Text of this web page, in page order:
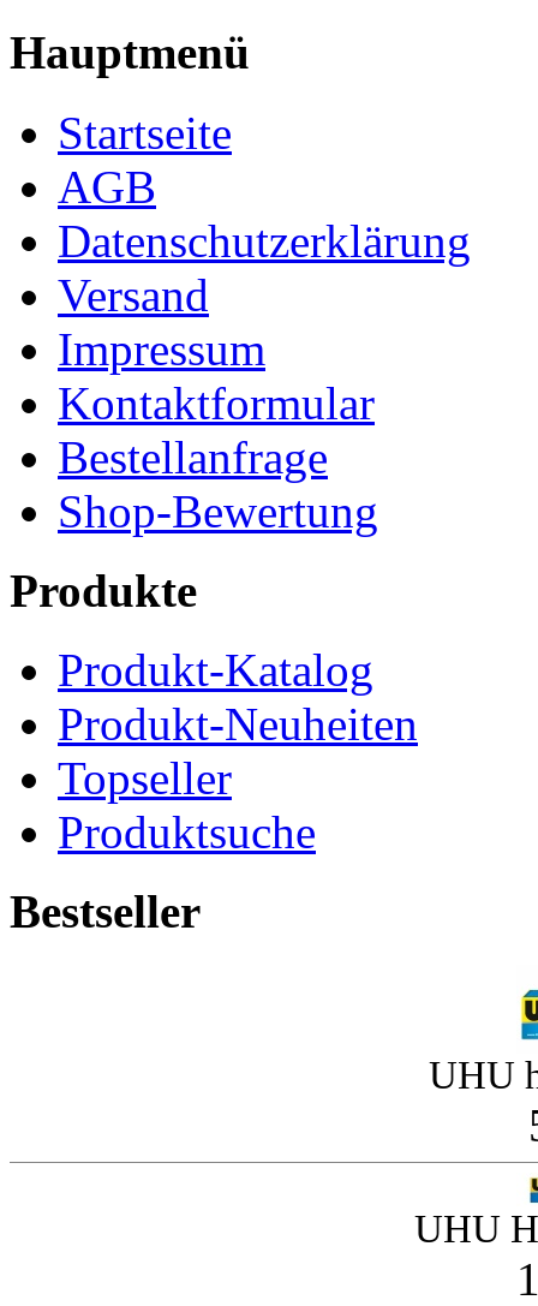
Hauptmenü
Startseite
AGB
Datenschutzerklärung
Versand
Impressum
Kontaktformular
Bestellanfrage
Shop-Bewertung
Produkte
Produkt-Katalog
Produkt-Neuheiten
Topseller
Produktsuche
Bestseller
UHU
UHU